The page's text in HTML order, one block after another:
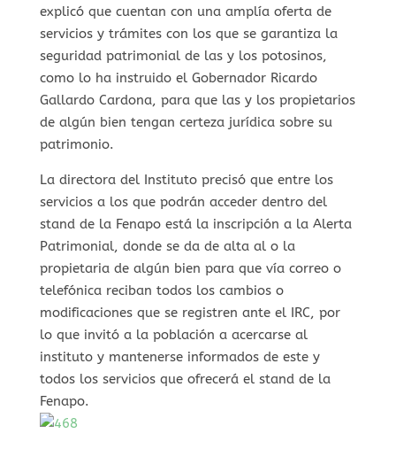
explicó que cuentan con una amplía oferta de
servicios y trámites con los que se garantiza la
seguridad patrimonial de las y los potosinos,
como lo ha instruido el Gobernador Ricardo
Gallardo Cardona, para que las y los propietarios
de algún bien tengan certeza jurídica sobre su
patrimonio.
La directora del Instituto precisó que entre los
servicios a los que podrán acceder dentro del
stand de la Fenapo está la inscripción a la Alerta
Patrimonial, donde se da de alta al o la
propietaria de algún bien para que vía correo o
telefónica reciban todos los cambios o
modificaciones que se registren ante el IRC, por
lo que invitó a la población a acercarse al
instituto y mantenerse informados de este y
todos los servicios que ofrecerá el stand de la
Fenapo.